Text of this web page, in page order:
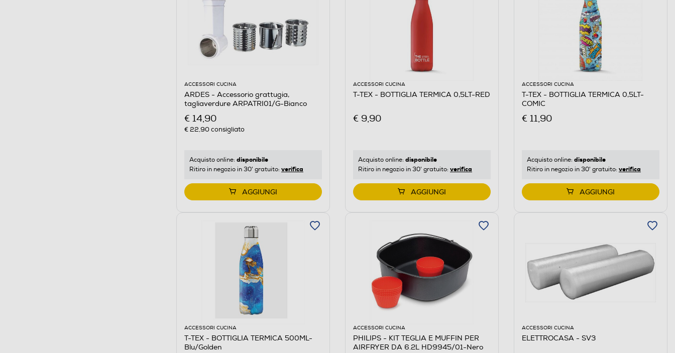
ACCESSORI CUCINA
ARDES - Accessorio grattugia,
tagliaverdure ARPATRI01/G-Bianco
€ 14,90
€ 22,90consigliato
Acquisto online: disponibile
Ritiro in negozio in 30' gratuito: verifica
AGGIUNGI
ACCESSORI CUCINA
T-TEX - BOTTIGLIA TERMICA 0,5LT-RED
€ 9,90
Acquisto online: disponibile
Ritiro in negozio in 30' gratuito: verifica
AGGIUNGI
ACCESSORI CUCINA
T-TEX - BOTTIGLIA TERMICA 0,5LT-
COMIC
€ 11,90
Acquisto online: disponibile
Ritiro in negozio in 30' gratuito: verifica
AGGIUNGI
ACCESSORI CUCINA
T-TEX - BOTTIGLIA TERMICA 500ML-
Blu/Golden
ACCESSORI CUCINA
PHILIPS - KIT TEGLIA E MUFFIN PER
AIRFRYER DA 6.2L HD9945/01-Nero
ACCESSORI CUCINA
ELETTROCASA - SV3